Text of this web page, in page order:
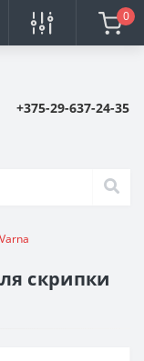
0
+375-29-637-24-35
скрипки